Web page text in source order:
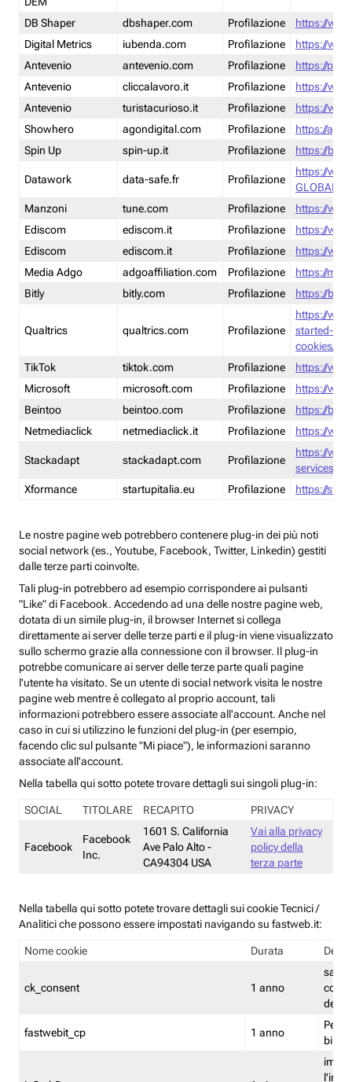
DB Shaper
dbshaper.com Profilazione
https://
Digital Metrics
iubenda.com Profilazione
https://
Antevenio
antevenio.com Profilazione
https://
Antevenio
cliccalavoro.it Profilazione
https://
Antevenio
turistacurioso.it Profilazione
https://
Showhero
agondigital.com Profilazione
https://
Spin Up
spin-up.it Profilazione https://
Datawork data-safe.fr Profilazione
https://
GLOBAL-
Manzoni
tune.com Profilazione
https://
Ediscom
ediscom.it Profilazione
https://
Ediscom
ediscom.it Profilazione
https://
Media Adgo
adgoaffiliation.com Profilazione
https://
Bitly
bitly.com Profilazione https://
Qualtrics qualtrics.com Profilazione
https://
started-
cookies/
TikTok
tiktok.com Profilazione
https://
Microsoft
microsoft.com Profilazione
https://
Beintoo
beintoo.com Profilazione
https://
Netmediaclick
netmediaclick.it Profilazione https://
Stackadapt stackadapt.com Profilazione
https://
services-
Xformance
startupitalia.eu Profilazione https://
Le nostre pagine web potrebbero contenere plug-in dei più noti
social network (es., Youtube, Facebook, Twitter, Linkedin) gestiti
dalle terze parti coinvolte.
Tali plug-in potrebbero ad esempio corrispondere ai pulsanti
"Like" di Facebook. Accedendo ad una delle nostre pagine web,
dotata di un simile plug-in, il browser Internet si collega
direttamente ai server delle terze parti e il plug-in viene visualizzato
sullo schermo grazie alla connessione con il browser. Il plug-in
potrebbe comunicare ai server delle terze parte quali pagine
l'utente ha visitato. Se un utente di social network visita le nostre
pagine web mentre è collegato al proprio account, tali
informazioni potrebbero essere associate all'account. Anche nel
caso in cui si utilizzino le funzioni del plug-in (per esempio,
facendo clic sul pulsante "Mi piace"), le informazioni saranno
associate all'account.
Nella tabella qui sotto potete trovare dettagli sui singoli plug-in:
SOCIAL TITOLARE RECAPITO PRIVACY
Facebook
Facebook
Inc.
1601 S. California
Ave Palo Alto -
CA94304 USA
Vai alla privacy
policy della
terza parte
Nella tabella qui sotto potete trovare dettagli sui cookie Tecnici /
Analitici che possono essere impostati navigando su fastweb.it:
Nome cookie Durata
ck_consent 1 anno
salva
dei
fastwebit_cp 1 anno